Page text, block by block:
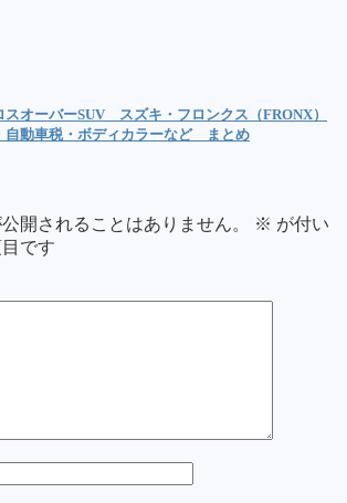
スオーバーSUV スズキ・フロンクス（FRONX）
自動車税・ボディカラーなど まとめ
開されることはありません。 ※ が付い
です